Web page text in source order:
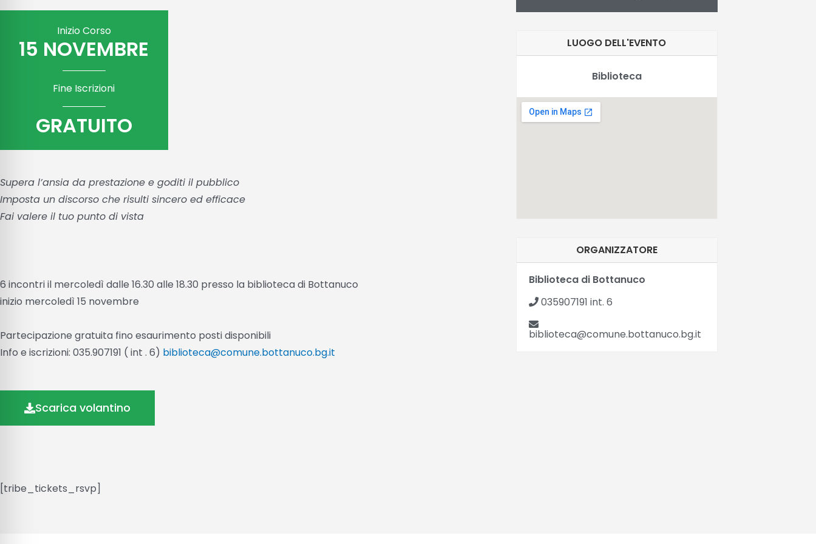
Inizio Corso
15 NOVEMBRE
Fine Iscrizioni
GRATUITO
Supera l’ansia da prestazione e goditi il pubblico
Imposta un discorso che risulti sincero ed efficace
Fai valere il tuo punto di vista
6 incontri il mercoledì dalle 16.30 alle 18.30 presso la biblioteca di Bottanuco
inizio mercoledì 15 novembre
Partecipazione gratuita fino esaurimento posti disponibili
Info e iscrizioni: 035.907191 ( int . 6) biblioteca@comune.bottanuco.bg.it
Scarica volantino
[tribe_tickets_rsvp]
LUOGO DELL'EVENTO
Biblioteca
ORGANIZZATORE
Biblioteca di Bottanuco
035907191 int. 6
biblioteca@comune.bottanuco.bg.it